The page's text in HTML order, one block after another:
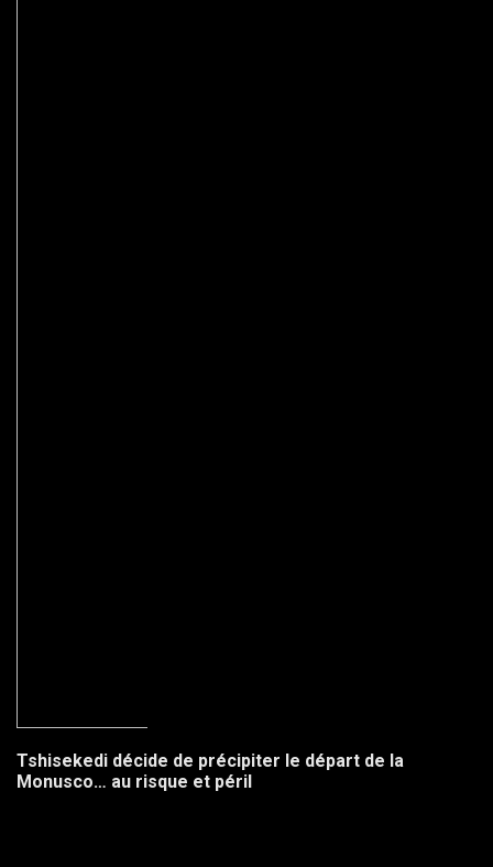
Tshisekedi décide de précipiter le départ de la
Monusco… au risque et péril